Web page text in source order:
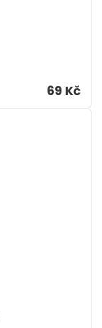
69 Kč